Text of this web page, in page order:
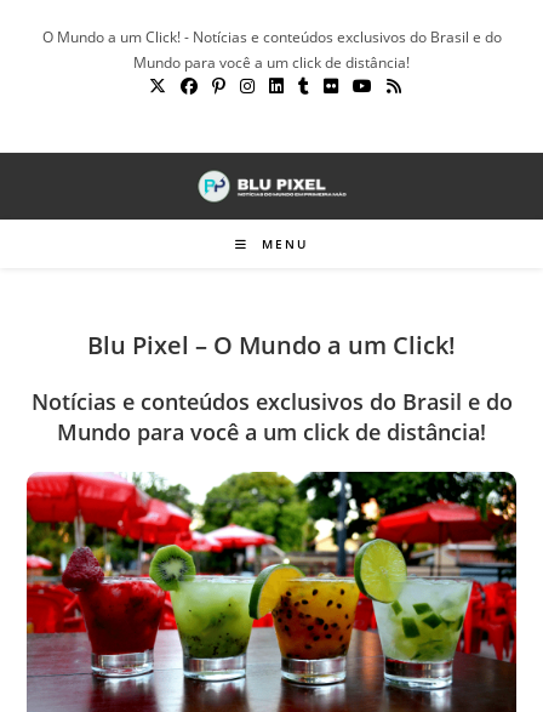
O Mundo a um Click! - Notícias e conteúdos exclusivos do Brasil e do
Mundo para você a um click de distância!
MENU
Blu Pixel – O Mundo a um Click!
Notícias e conteúdos exclusivos do Brasil e do
Mundo para você a um click de distância!